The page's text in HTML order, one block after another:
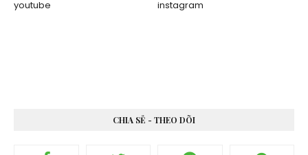
youtube
instagram
CHIA SẺ - THEO DÕI